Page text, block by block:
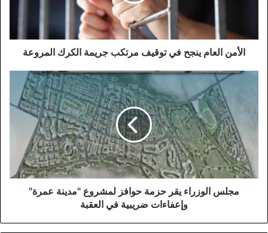
المروعة
الأمن العام ينجح في توقيف مرتكب جريمة الكرك المروعة
مجلس
حزمة
لمشروع
"مدينة
عمرة"
وإعفاءات
ضريبيةمجلس الوزراء يقر حزمة حوافز لمشروع "مدينة عمرة"
وإعفاءات ضريبية في العقبة